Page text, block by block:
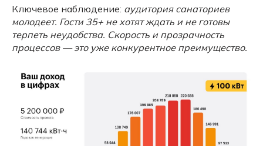
Ключевое наблюдение: аудитория санаториев
молодеет. Гости 35+ не хотят ждать и не готовы
терпеть неудобства. Скорость и прозрачность
процессов — это уже конкурентное преимущество.